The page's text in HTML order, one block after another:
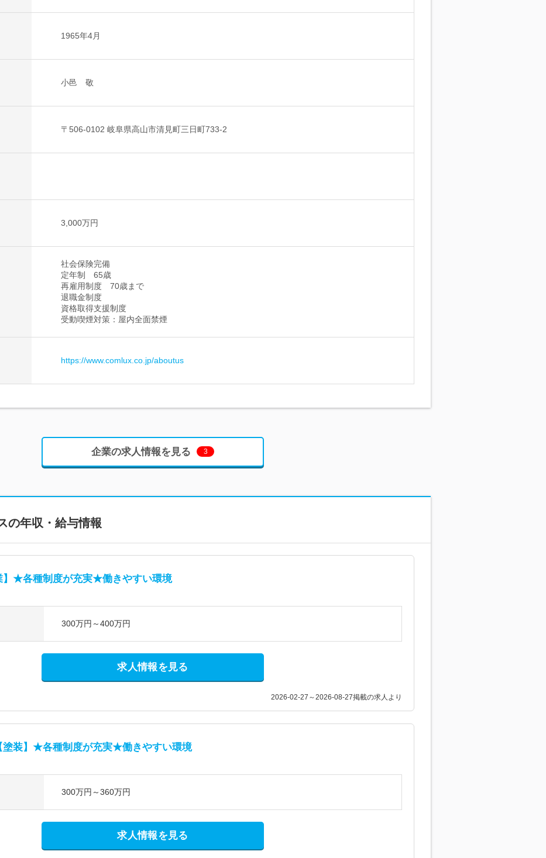
1965年4月
小邑 敬
〒506-0102 岐阜県高山市清見町三日町733-2
3,000万円
社会保険完備
定年制 65歳
再雇用制度 70歳まで
退職金制度
資格取得支援制度
受動喫煙対策：屋内全面禁煙
https://www.comlux.co.jp/aboutus
企業の求人情報を見る 3
の年収・給与情報
】★各種制度が充実★働きやすい環境
300万円～400万円
求人情報を見る
2026-02-27～2026-08-27掲載の求人より
塗装】★各種制度が充実★働きやすい環境
300万円～360万円
求人情報を見る